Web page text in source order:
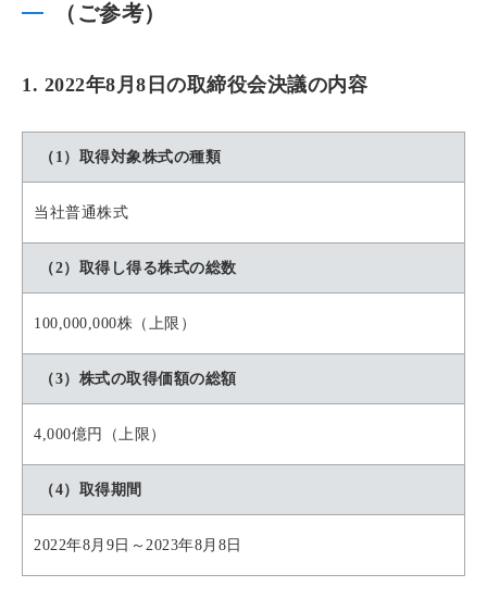
（ご参考）
1. 2022年8月8日の取締役会決議の内容
（1）取得対象株式の種類
当社普通株式
（2）取得し得る株式の総数
100,000,000株（上限）
（3）株式の取得価額の総額
4,000億円（上限）
（4）取得期間
2022年8月9日～2023年8月8日